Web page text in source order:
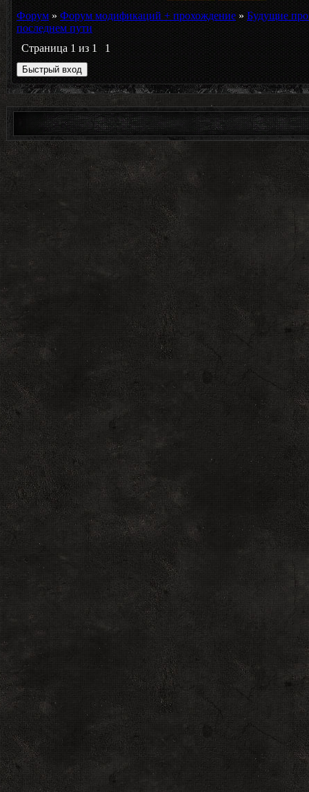
Форум » Форум модификаций + прохождение » Будущие
последнем пути
Страница 1 из 1 1